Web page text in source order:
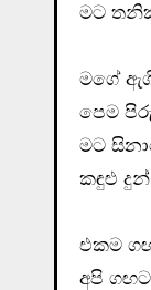
මට
මගේ
පෙම
මට
කඳුළු
එකම
අපි